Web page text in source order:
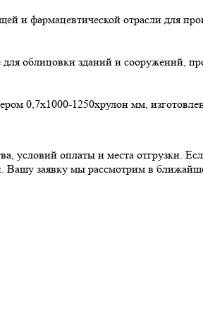
фармацевтической отрасли для
облицовки зданий и сооружений,
0,7х1000-1250хрулон мм,
условий оплаты и места отгрузки.
Вашу заявку мы рассмотрим в